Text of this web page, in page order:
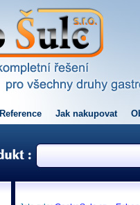
Reference Jak nakupovat